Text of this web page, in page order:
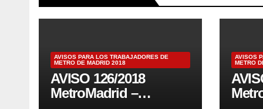
AVISOS PARA LOS TRABAJADORES DE
METRO DE MADRID 2018
AVISO 126/2018
MetroMadrid –
AVISOS
METRO